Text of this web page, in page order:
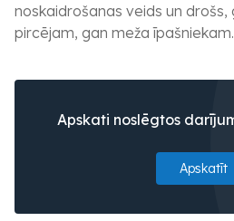
noskaidrošanas veids un
pircējam, gan meža īpašniekam.
Apskati noslēgtos
Apskatīt